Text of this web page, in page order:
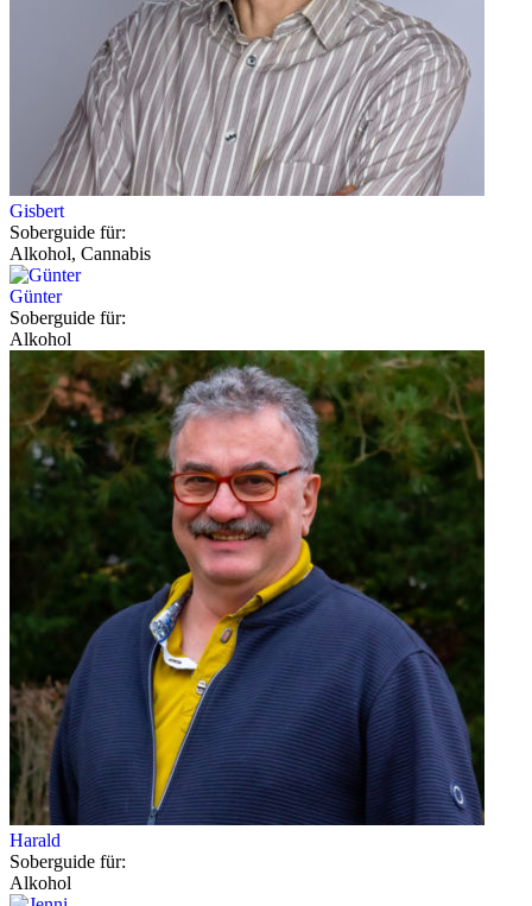
Gisbert
Soberguide für:
Alkohol, Cannabis
Günter
Soberguide für:
Alkohol
Harald
Soberguide für:
Alkohol